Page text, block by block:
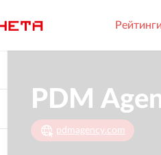
Рейтинги
PDM
pdmagency.com